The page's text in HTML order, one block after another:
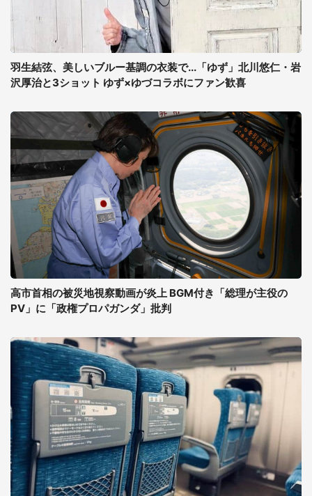
羽生結弦、美しいブルー基調の衣装で...「ゆず」北川悠仁・岩
沢厚治と3ショット ゆず×ゆづコラボにファン歓喜
高市首相の被災地視察動画が炎上 BGM付き「総理が主役の
PV」に「政権プロパガンダ」批判